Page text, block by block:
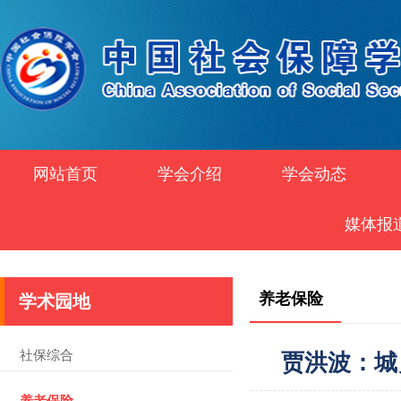
网站首页 学会介绍 学会动态
媒体报
学术园地
社保综合
养老保险
贾洪波：